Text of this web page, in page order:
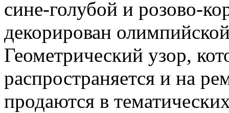
сине-голубой и розово-
декорирован
Геометрический узор,
распространяется и на
продаются в